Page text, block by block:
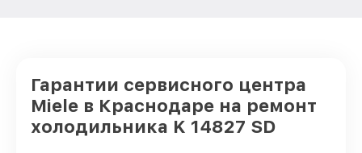
Гарантии сервисного центра
Miele в Краснодаре на ремонт
холодильника K 14827 SD